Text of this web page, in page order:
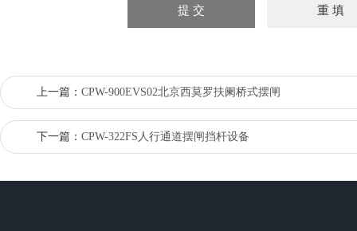
上一篇： CPW-900EVS02北京西莫罗扶阑桥式摆闸
下一篇： CPW-322FS人行通道摆闸挡杆设备